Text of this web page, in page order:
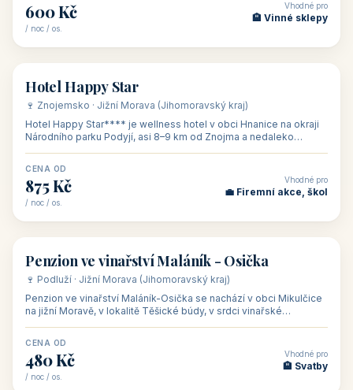
600 Kč
/ noc / os.
Vhodné pro
🏨 Vinné sklepy
🏨 hotel
Hotel Happy Star
🍷 Znojemsko · Jižní Morava (Jihomoravský kraj)
Hotel Happy Star**** je wellness hotel v obci Hnanice na okraji
Národního parku Podyjí, asi 8–9 km od Znojma a nedaleko
CENA OD
875 Kč
/ noc / os.
Vhodné pro
💼 Firemní akce, škol
🏡 penzion
Penzion ve vinařství Maláník - Osička
🍷 Podluží · Jižní Morava (Jihomoravský kraj)
Penzion ve vinařství Maláník-Osička se nachází v obci Mikulčice
na jižní Moravě, v lokalitě Těšické búdy, v srdci vinařské
CENA OD
480 Kč
/ noc / os.
Vhodné pro
🏨 Svatby